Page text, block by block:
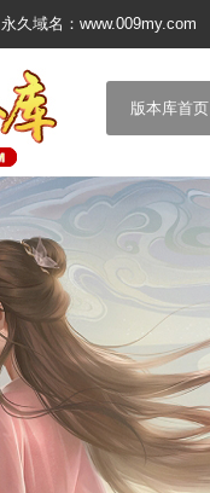
久域名：www.009my.com
版本库首页